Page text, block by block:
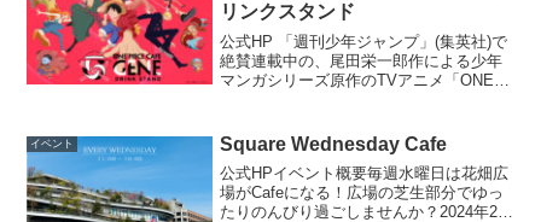
リンクスタンド
公式HP 「週刊少年ジャンプ」(集英社)で
絶賛連載中の、尾田栄一郎作による少年
マンガシリーズ原作のTVアニメ「ONE
ンクスタンドを開催！本コラボカ...
イベント Square Wednesday Cafe
公式HPイベント概要毎週水曜日は花畑広
場がCafeになる！広場の芝生部分でゆっ
たりのんびり過ごしませんか？2024年2月